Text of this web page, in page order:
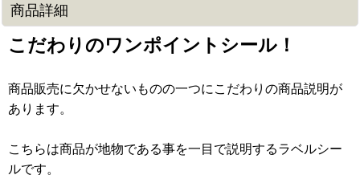
商品詳細
こだわりのワンポイントシール！
商品販売に欠かせないものの一つにこだわりの商品説明が
あります。
こちらは商品が地物である事を一目で説明するラベルシー
ルです。